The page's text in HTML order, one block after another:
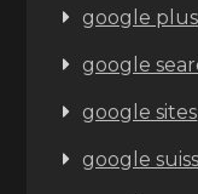
google plus
google
google sites
google